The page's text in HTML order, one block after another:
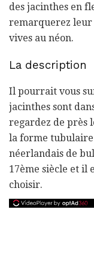
des jacinthes en
remarquerez leur
vives au néon.
La description
Il pourrait vous
jacinthes sont
regardez de près
la forme
néerlandais de
17ème siècle et il
choisir.